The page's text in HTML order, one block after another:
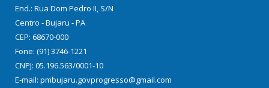
End.: Rua Dom Pedro II, S/N
Centro - Bujaru - PA
CEP: 68670-000
Fone: (91) 3746-1221
CNPJ: 05.196.563/0001-10
E-mail: pmbujaru.govprogresso@gmail.com